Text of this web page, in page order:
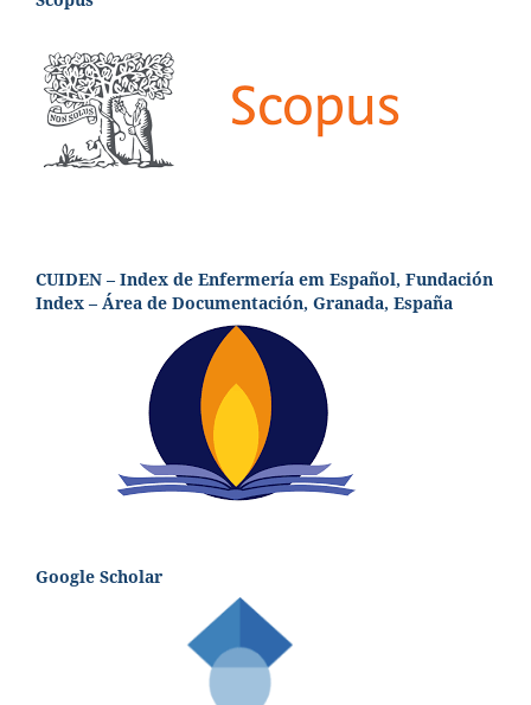
CUIDEN – Index de Enfermería em Español, Fundación
Index – Área de Documentación, Granada, España
Google Scholar